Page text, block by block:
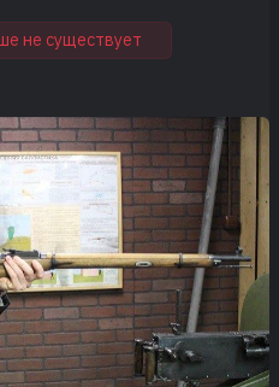
не существует